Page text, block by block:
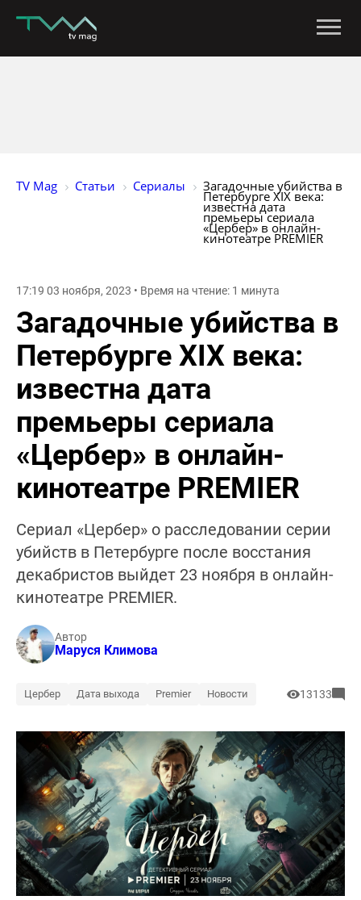
TV Mag Статьи Сериалы Загадочные убийства в
Петербурге XIX века:
известна дата
премьеры сериала
«Цербер» в онлайн-
кинотеатре PREMIER
17:19 03 ноября, 2023 • Время на чтение: 1 минута
Загадочные убийства в
Петербурге XIX века:
известна дата
премьеры сериала
«Цербер» в онлайн-
кинотеатре PREMIER
Сериал «Цербер» о расследовании серии
убийств в Петербурге после восстания
декабристов выйдет 23 ноября в онлайн-
кинотеатре PREMIER.
Автор
Маруся Климова
Цербер Дата выхода Premier Новости 13133